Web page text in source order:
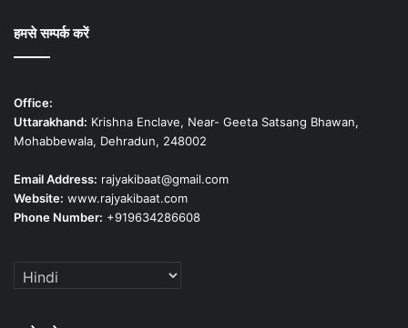
हमसे सम्पर्क करें
Office:
Uttarakhand: Krishna Enclave, Near- Geeta Satsang Bhawan,
Mohabbewala, Dehradun, 248002
Email Address: rajyakibaat@gmail.com
Website: www.rajyakibaat.com
Phone Number: +919634286608